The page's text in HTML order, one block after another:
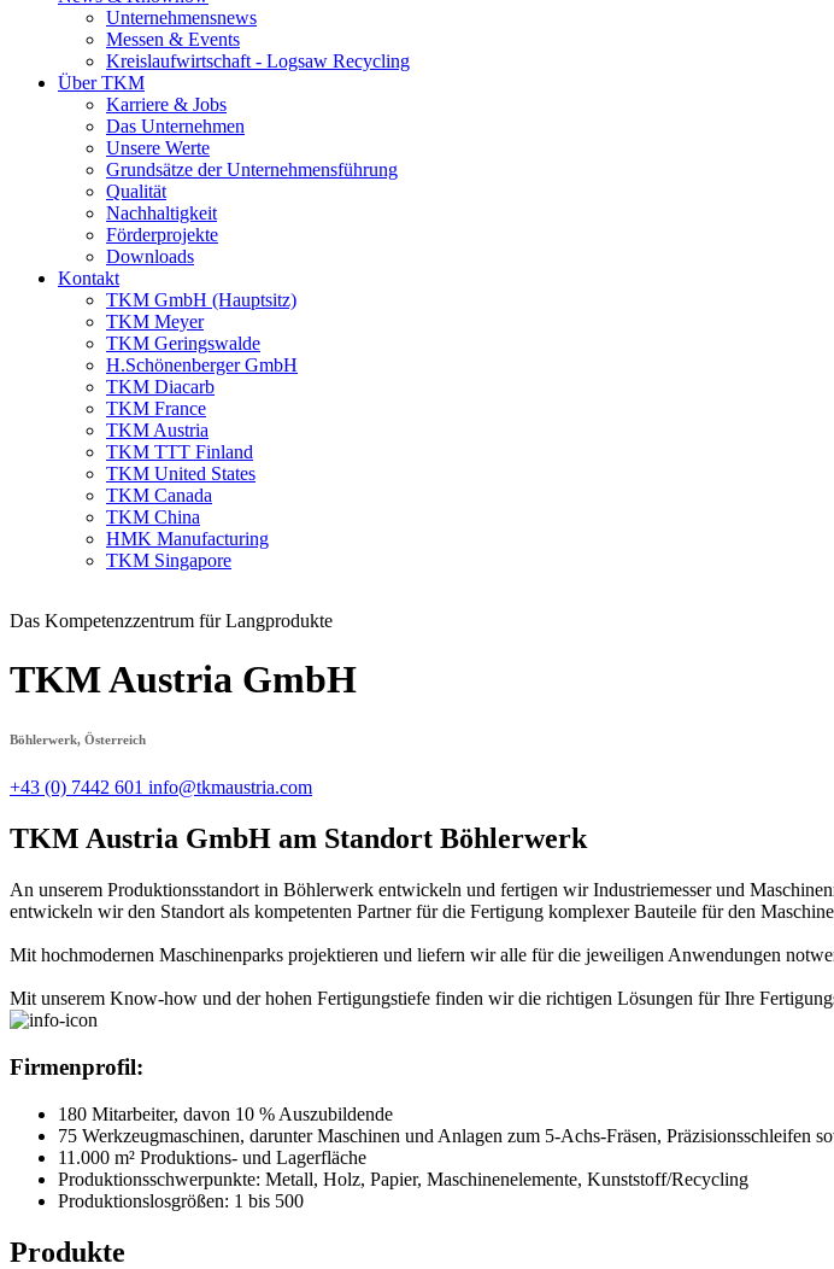
Unternehmensnews
Messen & Events
Kreislaufwirtschaft - Logsaw Recycling
Über TKM
Karriere & Jobs
Das Unternehmen
Unsere Werte
Grundsätze der Unternehmensführung
Qualität
Nachhaltigkeit
Förderprojekte
Downloads
Kontakt
TKM GmbH (Hauptsitz)
TKM Meyer
TKM Geringswalde
H.Schönenberger GmbH
TKM Diacarb
TKM France
TKM Austria
TKM TTT Finland
TKM United States
TKM Canada
TKM China
HMK Manufacturing
TKM Singapore
Das Kompetenzzentrum für Langprodukte
TKM Austria GmbH
Böhlerwerk, Österreich
+43 (0) 7442 601 info@tkmaustria.com
TKM Austria GmbH am Standort Böhlerwerk
An unserem Produktionsstandort in Böhlerwerk entwickeln und fertigen wir Industriemesser und
entwickeln wir den Standort als kompetenten Partner für die Fertigung komplexer Bauteile für den
Mit hochmodernen Maschinenparks projektieren und liefern wir alle für die jeweiligen Anwendungen
Mit unserem Know-how und der hohen Fertigungstiefe finden wir die richtigen Lösungen für Ihre
Firmenprofil:
180 Mitarbeiter, davon 10 % Auszubildende
75 Werkzeugmaschinen, darunter Maschinen und Anlagen zum 5-Achs-Fräsen, Präzisionsschleifen
11.000 m² Produktions- und Lagerfläche
Produktionsschwerpunkte: Metall, Holz, Papier, Maschinenelemente, Kunststoff/Recycling
Produktionslosgrößen: 1 bis 500
Produkte